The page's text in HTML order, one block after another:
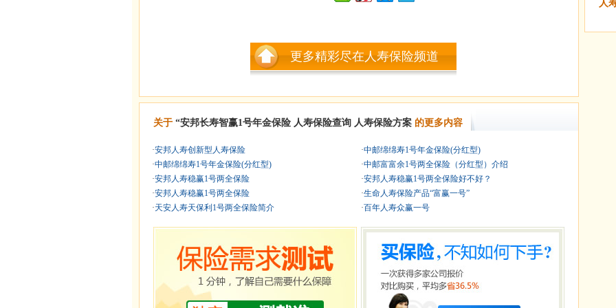
更多精彩尽在人寿保险频道
关于 “安邦长寿智赢1号年金保险 人寿保险查询 人寿保险方案 的更多内容
·安邦人寿创新型人寿保险
·中邮绵绵寿1号年金保险(分红型)
·安邦人寿稳赢1号两全保险
·安邦人寿稳赢1号两全保险
·天安人寿天保利1号两全保险简介
·中邮绵绵寿1号年金保险(分红型)
·中邮富富余1号两全保险（分红型）介绍
·安邦人寿稳赢1号两全保险好不好？
·生命人寿保险产品“富赢一号”
·百年人寿众赢一号
人